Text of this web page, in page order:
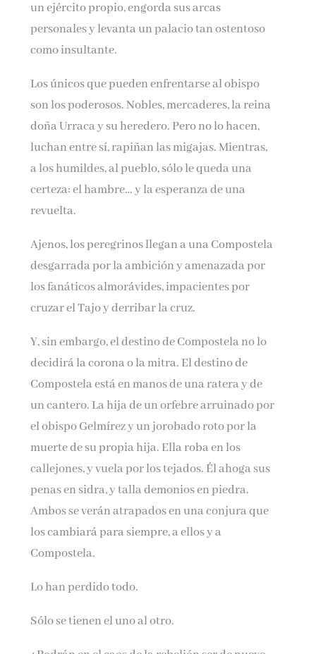
un ejército propio, engorda sus arcas
personales y levanta un palacio tan ostentoso
como insultante.
Los únicos que pueden enfrentarse al obispo
son los poderosos. Nobles, mercaderes, la reina
doña Urraca y su heredero. Pero no lo hacen,
luchan entre sí, rapiñan las migajas. Mientras,
a los humildes, al pueblo, sólo le queda una
certeza: el hambre… y la esperanza de una
revuelta.
Ajenos, los peregrinos llegan a una Compostela
desgarrada por la ambición y amenazada por
los fanáticos almorávides, impacientes por
cruzar el Tajo y derribar la cruz.
Y, sin embargo, el destino de Compostela no lo
decidirá la corona o la mitra. El destino de
Compostela está en manos de una ratera y de
un cantero. La hija de un orfebre arruinado por
el obispo Gelmírez y un jorobado roto por la
muerte de su propia hija. Ella roba en los
callejones, y vuela por los tejados. Él ahoga sus
penas en sidra, y talla demonios en piedra.
Ambos se verán atrapados en una conjura que
los cambiará para siempre, a ellos y a
Compostela.
Lo han perdido todo.
Sólo se tienen el uno al otro.